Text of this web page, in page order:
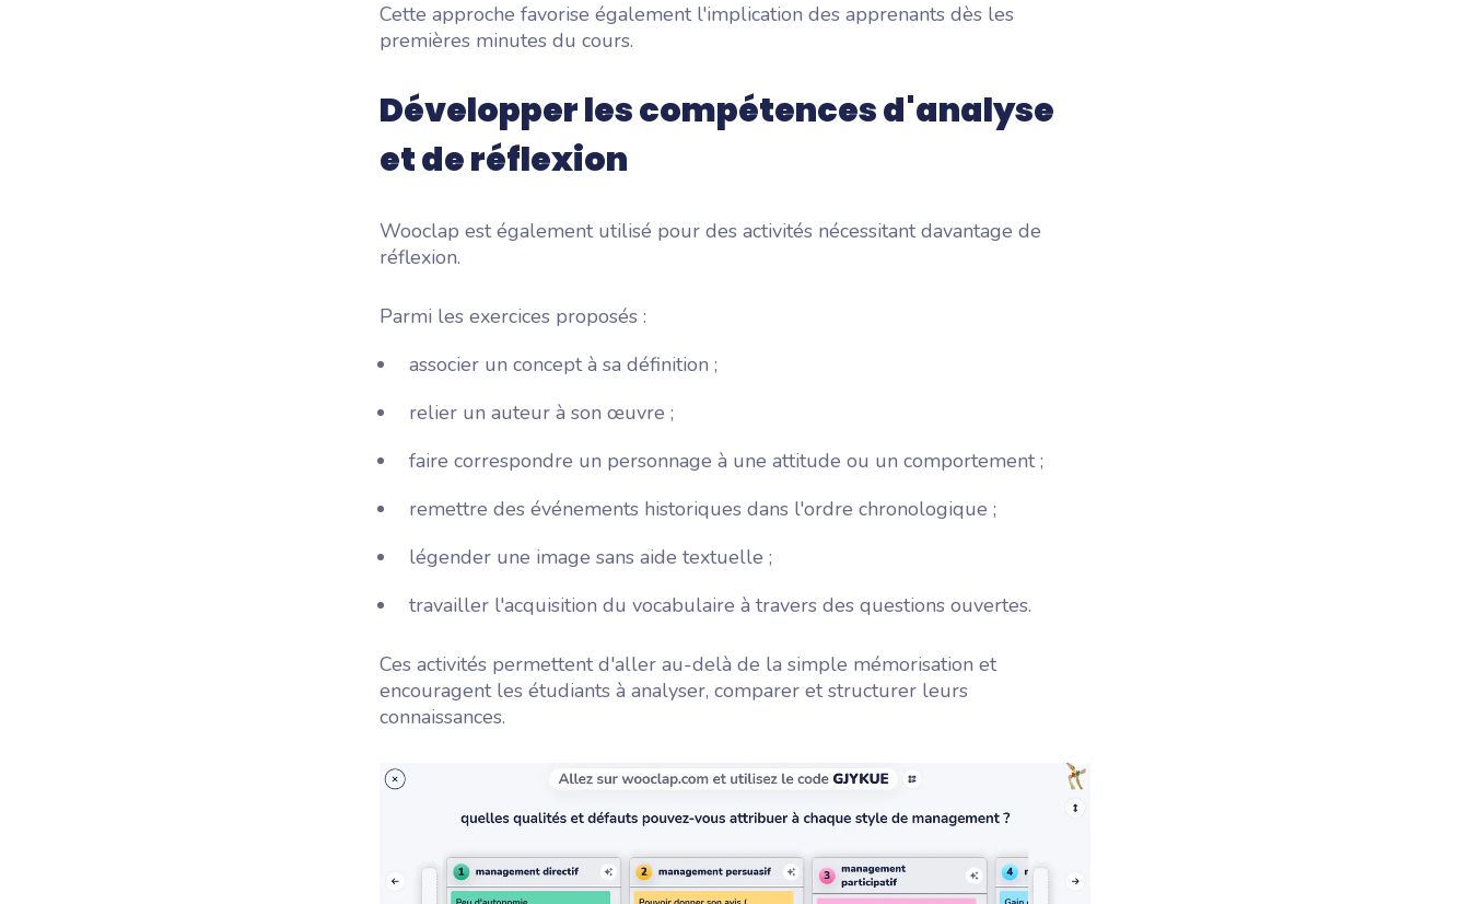
Cette approche favorise également l'implication des apprenants dès les
premières minutes du cours.
Développer les compétences d'analyse
et de réflexion
Wooclap est également utilisé pour des activités nécessitant davantage de
réflexion.
Parmi les exercices proposés :
associer un concept à sa définition ;
relier un auteur à son œuvre ;
faire correspondre un personnage à une attitude ou un comportement ;
remettre des événements historiques dans l'ordre chronologique ;
légender une image sans aide textuelle ;
travailler l'acquisition du vocabulaire à travers des questions ouvertes.
Ces activités permettent d'aller au-delà de la simple mémorisation et
encouragent les étudiants à analyser, comparer et structurer leurs
connaissances.